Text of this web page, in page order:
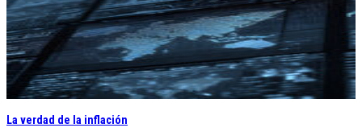
La verdad de la inflación